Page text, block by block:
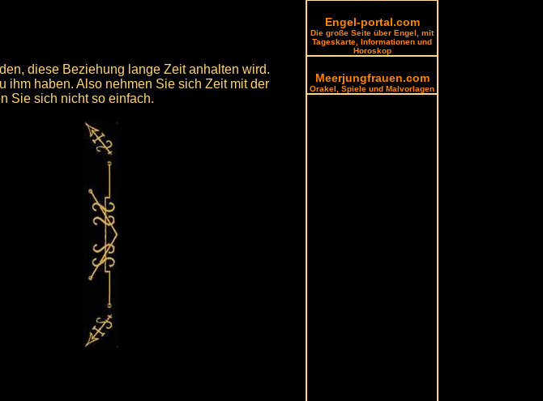
diese Beziehung lange Zeit anhalten wird.
ihm haben. Also nehmen Sie sich Zeit mit der
Sie sich nicht so einfach.
Engel-portal.com
Die große Seite über Engel, mit
Tageskarte, Informationen und
Horoskop
Meerjungfrauen.com
Orakel, Spiele und Malvorlagen